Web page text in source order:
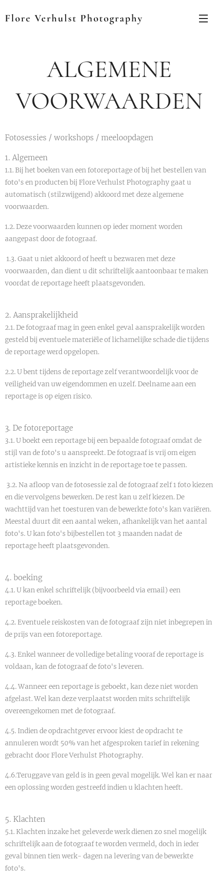
Flore Verhulst Photography
ALGEMENE
VOORWAARDEN
Fotosessies / workshops / meeloopdagen
1. Algemeen
1.1. Bij het boeken van een fotoreportage of bij het bestellen van
foto's en producten bij Flore Verhulst Photography gaat u
automatisch (stilzwijgend) akkoord met deze algemene
voorwaarden.
1.2. Deze voorwaarden kunnen op ieder moment worden
aangepast door de fotograaf.
1.3. Gaat u niet akkoord of heeft u bezwaren met deze
voorwaarden, dan dient u dit schriftelijk aantoonbaar te maken
voordat de reportage heeft plaatsgevonden.
2. Aansprakelijkheid
2.1. De fotograaf mag in geen enkel geval aansprakelijk worden
gesteld bij eventuele materiële of lichamelijke schade die tijdens
de reportage werd opgelopen.
2.2. U bent tijdens de reportage zelf verantwoordelijk voor de
veiligheid van uw eigendommen en uzelf. Deelname aan een
reportage is op eigen risico.
3. De fotoreportage
3.1. U boekt een reportage bij een bepaalde fotograaf omdat de
stijl van de foto's u aanspreekt. De fotograaf is vrij om eigen
artistieke kennis en inzicht in de reportage toe te passen.
3.2. Na afloop van de fotosessie zal de fotograaf zelf 1 foto kiezen
en die vervolgens bewerken. De rest kan u zelf kiezen. De
wachttijd van het toesturen van de bewerkte foto's kan variëren.
Meestal duurt dit een aantal weken, afhankelijk van het aantal
foto's. U kan foto's bijbestellen tot 3 maanden nadat de
reportage heeft plaatsgevonden.
4. boeking
4.1. U kan enkel schriftelijk (bijvoorbeeld via email) een
reportage boeken.
4.2. Eventuele reiskosten van de fotograaf zijn niet inbegrepen in
de prijs van een fotoreportage.
4.3. Enkel wanneer de volledige betaling vooraf de reportage is
voldaan, kan de fotograaf de foto's leveren.
4.4. Wanneer een reportage is geboekt, kan deze niet worden
afgelast. Wel kan deze verplaatst worden mits schriftelijk
overeengekomen met de fotograaf.
4.5. Indien de opdrachtgever ervoor kiest de opdracht te
annuleren wordt 50% van het afgesproken tarief in rekening
gebracht door Flore Verhulst Photography.
4.6.Teruggave van geld is in geen geval mogelijk. Wel kan er naar
een oplossing worden gestreefd indien u klachten heeft.
5. Klachten
5.1. Klachten inzake het geleverde werk dienen zo snel mogelijk
schriftelijk aan de fotograaf te worden vermeld, doch in ieder
geval binnen tien werk- dagen na levering van de bewerkte
foto's.